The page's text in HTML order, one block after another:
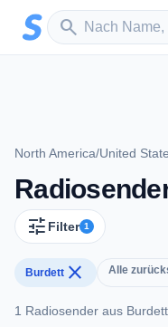
Zum Hauptinhalt springen
search
Sender suchen
North America/United
tune Filter 1
Burdett close Alle
1 Radiosender aus Burdett